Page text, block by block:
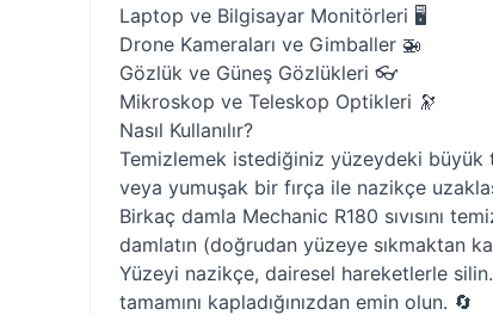
Laptop ve Bilgisayar Monitörleri 🖥️
Drone Kameraları ve Gimballer 🚁
Gözlük ve Güneş Gözlükleri 👓
Mikroskop ve Teleskop Optikleri 🔭
Nasıl Kullanılır?
Temizlemek istediğiniz yüzeydeki büyük
veya yumuşak bir fırça ile nazikçe
Birkaç damla Mechanic R180 sıvısını
damlatın (doğrudan yüzeye sıkmaktan
Yüzeyi nazikçe, dairesel hareketlerle
tamamını kapladığınızdan emin olun. 🔄